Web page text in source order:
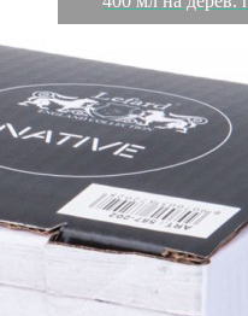
Характеристики
Отзывы0
Вес
0.389 кг
0.001218 л
Производитель